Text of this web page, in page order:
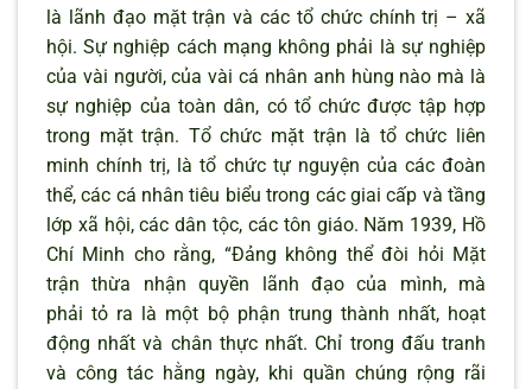
là lãnh đạo mặt trận và các tổ chức chính trị – xã
hội. Sự nghiệp cách mạng không phải là sự nghiệp
của vài người, của vài cá nhân anh hùng nào mà là
sự nghiệp của toàn dân, có tổ chức được tập hợp
trong mặt trận. Tổ chức mặt trận là tổ chức liên
minh chính trị, là tổ chức tự nguyện của các đoàn
thể, các cá nhân tiêu biểu trong các giai cấp và tầng
lớp xã hội, các dân tộc, các tôn giáo. Năm 1939, Hồ
Chí Minh cho rằng, “Đảng không thể đòi hỏi Mặt
trận thừa nhận quyền lãnh đạo của mình, mà
phải tỏ ra là một bộ phận trung thành nhất, hoạt
động nhất và chân thực nhất. Chỉ trong đấu tranh
và công tác hằng ngày, khi quần chúng rộng rãi